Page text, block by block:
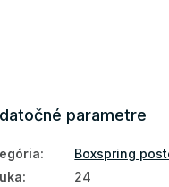
parametre
:
Boxspring
:
24